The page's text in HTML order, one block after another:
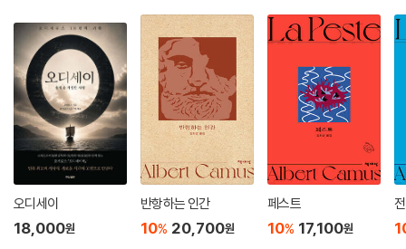
결혼시키려 한다. 오만방자하고 방탕한 겉모습의 여인 나스타시야는 미시
킨을 사랑하는 마음과 사랑해서는 안 된다는 마음 사이에서 갈팡질팡한다.
7만5000루블을 위해 “더러운 여자” 나스타시야를 아내로 맞으려 했던
인물에게는 불 속에 던져 넣은 돈을 맨손으로 꺼내면 다 주겠다는 막장 드
라마와도 같은 장면이 펼쳐진다.
이런 세속적인 소재를 다루면서 신과 인간, 파멸과 구원 등의 철학적 사상
을 버무려 내어 시공을 뛰어넘는 예술로 승화시켰다는 데 도스토옙스키의
위대함이 존재한다. 그의 테마는 직설적인 시대 비판을 넘어 시공을 초월
추기 위해 서두르며 글을 써 내려갔지만, 작가의 천재성은 이 작품을 장르
오디세이
18,000원
반항하는 인간
10% 20,700원
페스트
10% 17,100원